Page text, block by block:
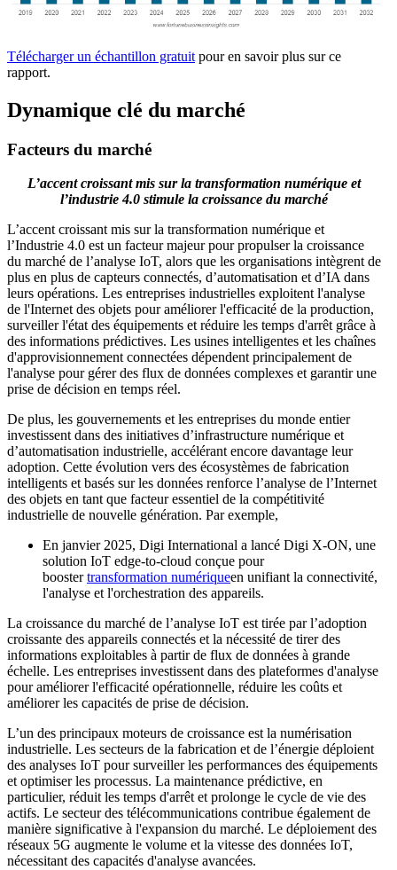
Télécharger un échantillon gratuit pour en savoir plus sur ce
rapport.
Dynamique clé du marché
Facteurs du marché
L’accent croissant mis sur la transformation numérique et
l’industrie 4.0 stimule la croissance du marché
L’accent croissant mis sur la transformation numérique et
l’Industrie 4.0 est un facteur majeur pour propulser la croissance
du marché de l’analyse IoT, alors que les organisations intègrent de
plus en plus de capteurs connectés, d’automatisation et d’IA dans
leurs opérations. Les entreprises industrielles exploitent l'analyse
de l'Internet des objets pour améliorer l'efficacité de la production,
surveiller l'état des équipements et réduire les temps d'arrêt grâce à
des informations prédictives. Les usines intelligentes et les chaînes
d'approvisionnement connectées dépendent principalement de
l'analyse pour gérer des flux de données complexes et garantir une
prise de décision en temps réel.
De plus, les gouvernements et les entreprises du monde entier
investissent dans des initiatives d’infrastructure numérique et
d’automatisation industrielle, accélérant encore davantage leur
adoption. Cette évolution vers des écosystèmes de fabrication
intelligents et basés sur les données renforce l’analyse de l’Internet
des objets en tant que facteur essentiel de la compétitivité
industrielle de nouvelle génération. Par exemple,
En janvier 2025, Digi International a lancé Digi X-ON, une
solution IoT edge-to-cloud conçue pour
boostertransformation numériqueen unifiant la connectivité,
l'analyse et l'orchestration des appareils.
La croissance du marché de l’analyse IoT est tirée par l’adoption
croissante des appareils connectés et la nécessité de tirer des
informations exploitables à partir de flux de données à grande
échelle. Les entreprises investissent dans des plateformes d'analyse
pour améliorer l'efficacité opérationnelle, réduire les coûts et
améliorer les capacités de prise de décision.
L’un des principaux moteurs de croissance est la numérisation
industrielle. Les secteurs de la fabrication et de l’énergie déploient
des analyses IoT pour surveiller les performances des équipements
et optimiser les processus. La maintenance prédictive, en
particulier, réduit les temps d'arrêt et prolonge le cycle de vie des
actifs. Le secteur des télécommunications contribue également de
manière significative à l'expansion du marché. Le déploiement des
réseaux 5G augmente le volume et la vitesse des données IoT,
nécessitant des capacités d'analyse avancées.